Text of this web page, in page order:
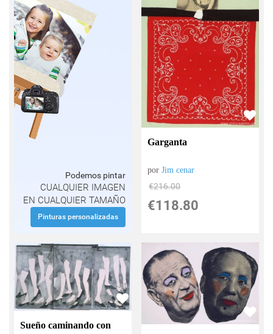
Podemos pintar
CUALQUIER IMAGEN
EN CUALQUIER TAMAÑO
Pinturas personalizadas
Garganta
porJim cenar
€216.00
€118.80
Sueño caminando con